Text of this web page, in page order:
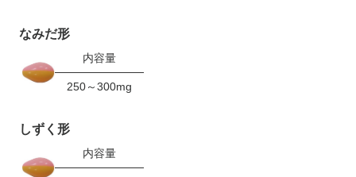
なみだ形
内容量
250～300mg
しずく形
内容量